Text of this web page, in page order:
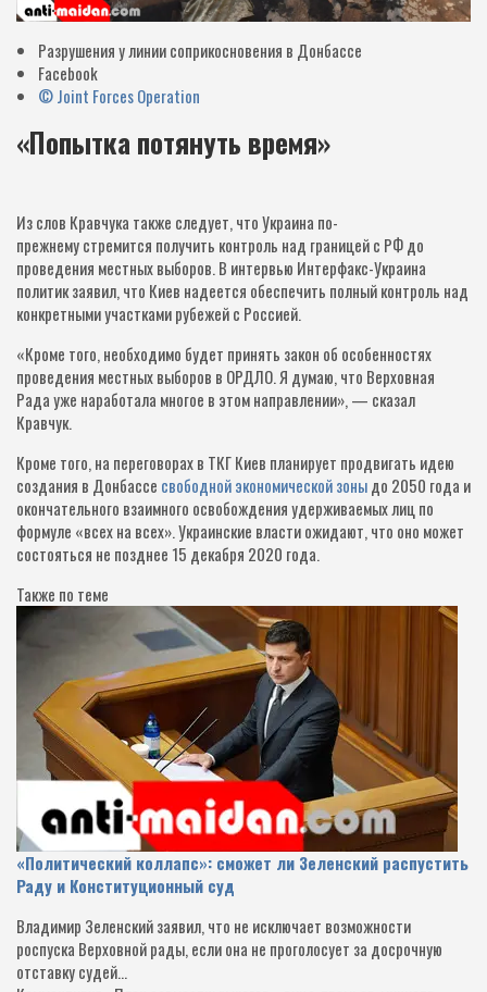
Разрушения у линии соприкосновения в Донбассе
Facebook
© Joint Forces Operation
«Попытка потянуть время»
Из слов Кравчука также следует, что Украина по-
прежнему стремится получить контроль над границей с РФ до
проведения местных выборов. В интервью Интерфакс-Украина
политик заявил, что Киев надеется обеспечить полный контроль над
конкретными участками рубежей с Россией.
«Кроме того, необходимо будет принять закон об особенностях
проведения местных выборов в ОРДЛО. Я думаю, что Верховная
Рада уже наработала многое в этом направлении», — сказал
Кравчук.
Кроме того, на переговорах в ТКГ Киев планирует продвигать идею
создания в Донбассе свободной экономической зоныдо 2050 года и
окончательного взаимного освобождения удерживаемых лиц по
формуле «всех на всех». Украинские власти ожидают, что оно может
состояться не позднее 15 декабря 2020 года.
Также по теме
«Политический коллапс»: сможет ли Зеленский распустить
Раду и Конституционный суд
Владимир Зеленский заявил, что не исключает возможности
роспуска Верховной рады, если она не проголосует за досрочную
отставку судей…